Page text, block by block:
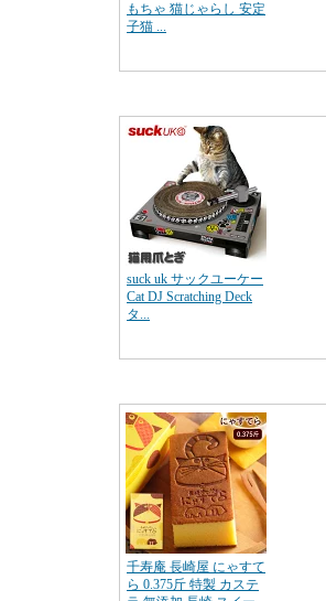
もちゃ 猫じゃらし 安定
子猫 ...
suck uk サックユーケー
Cat DJ Scratching Deck
タ...
千寿庵 長崎屋 にゃすて
ら 0.375斤 特製 カステ